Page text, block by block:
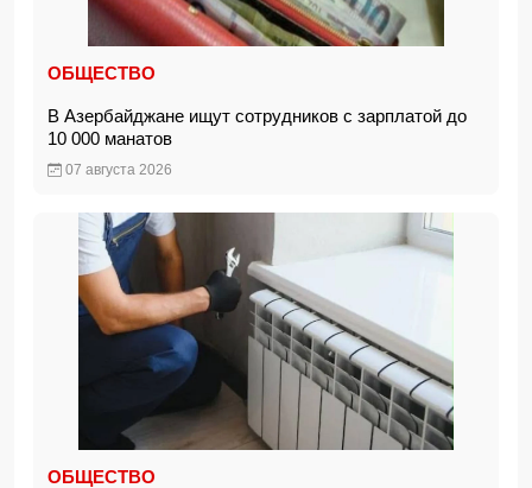
ОБЩЕСТВО
В Азербайджане ищут сотрудников с зарплатой до
10 000 манатов
07 августа 2026
ОБЩЕСТВО